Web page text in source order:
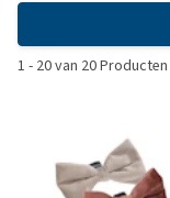
1 - 20van 20Producten